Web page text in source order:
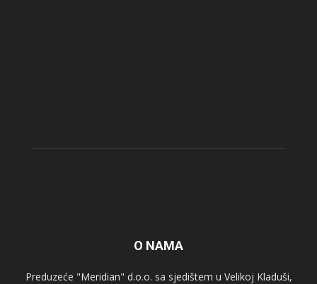
O NAMA
Preduzeće "Meridian" d.o.o. sa sjedištem u Velikoj Kladuši,